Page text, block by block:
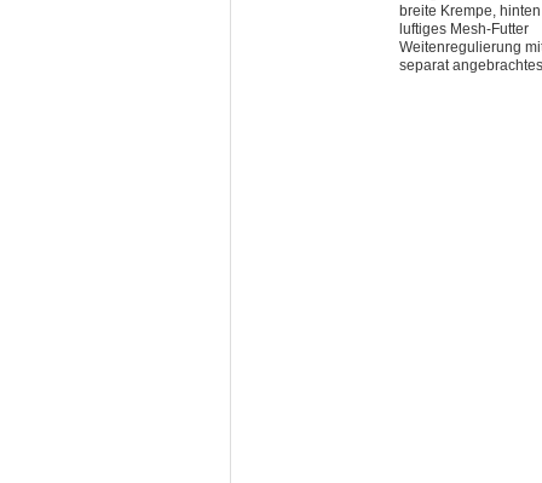
breite Krempe,
luftiges Mesh-Futter
Weitenregulierung
separat